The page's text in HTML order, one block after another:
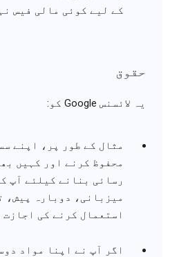
کے لیے کوئی مالی فیس
حقوق
یہ لائسنس Google کو:
مثال کے طور پر، اپنے
محفوظ کرنے اور کہیں
رسائی بنانے کیلئے آپ
میزبانی، دوبارہ پیش،
استعمال کرنے کی اجازت
اگر آپ نے اپنا مواد